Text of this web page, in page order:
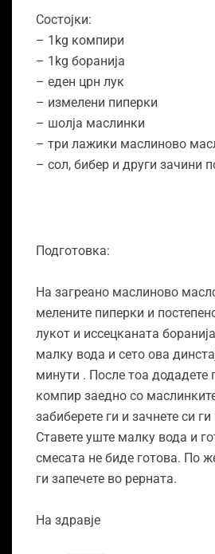
Состојки:
– 1kg компири
– 1kg боранија
– еден црн лук
– измелени пиперки
– шолја маслинки
– три лажики маслиново
– сол, бибер и други зачини
Подготовка:
На загреано маслиново
мелените пиперки и
лукот и иссецканата
малку вода и сето ова
минути . После тоа додадете
компир заедно со
забиберете ги и зачнете си
Ставете уште малку вода и
смесата не биде готова. По
ги запечете во рерната.
На здравје